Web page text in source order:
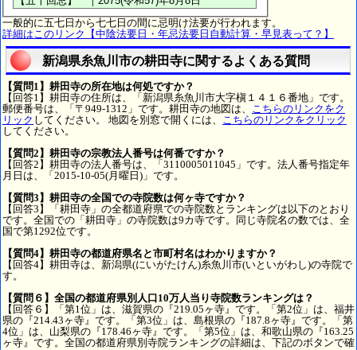
一般的に五七日から七七日の間に忌明け法要が行われます。
詳細はこのリンク【中陰法要日・年忌法要日自動計算・早見表って？】
新潟県糸魚川市の耕田寺に関するよくある質問
【質問1】耕田寺の所在地は何処ですか？
【回答1】耕田寺の住所は、「新潟県糸魚川市大字槇１４１６番地」です。
郵便番号は、「〒949-1312」です。耕田寺の地図は、 こちらのリンクをク
リック してください。 地図を別窓で開くには、 こちらのリンクをクリック
してください。
【質問2】耕田寺の宗教法人番号は何番ですか？
【回答2】耕田寺の法人番号は、「3110005011045」です。法人番号指定年
月日は、「2015-10-05(月曜日)」です。
【質問3】耕田寺の全国での寺院数は何ヶ寺ですか？
【回答3】「耕田寺」の全都道府県での寺院数とランキングは以下のとおり
です。全国での「耕田寺」の寺院数は9カ寺です。同じ寺院名の数では、全
国で第1292位です。
【質問4】耕田寺の都道府県名と市町村名はわかりますか？
【回答4】耕田寺は、新潟県(にいがたけん)糸魚川市(いといがわし)の寺院で
す。
【質問６】全国の都道府県別人口10万人当り寺院数ランキングは？
【回答６】「第1位」は、滋賀県の『219.05ヶ寺』です。「第2位」は、福井
県の『214.43ヶ寺』です。「第3位」は、島根県の『187.8ヶ寺』です。「第
4位」は、山梨県の『178.46ヶ寺』です。「第5位」は、和歌山県の『163.25
ヶ寺』です。全国の都道府県別寺院ランキングの詳細は、下記のボタンで確